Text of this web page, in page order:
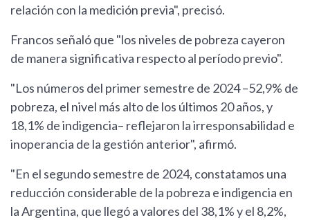
relación con la medición previa", precisó.
Francos señaló que "los niveles de pobreza cayeron
de manera significativa respecto al período previo".
"Los números del primer semestre de 2024 –52,9% de
pobreza, el nivel más alto de los últimos 20 años, y
18,1% de indigencia– reflejaron la irresponsabilidad e
inoperancia de la gestión anterior", afirmó.
"En el segundo semestre de 2024, constatamos una
reducción considerable de la pobreza e indigencia en
la Argentina, que llegó a valores del 38,1% y el 8,2%,